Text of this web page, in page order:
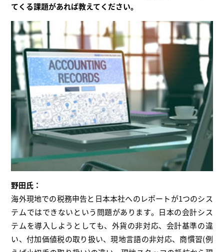
てくる課題があれば教えてください。
野田氏：
海外現地での税務申告と日本本社へのレポートが1つのシス
テムではできないという問題があります。日本の会計シス
テムを導入しようとしても、外貨の非対応、会計基準の違
い、付加価値税の取り扱い、現地言語の非対応、商慣習(例